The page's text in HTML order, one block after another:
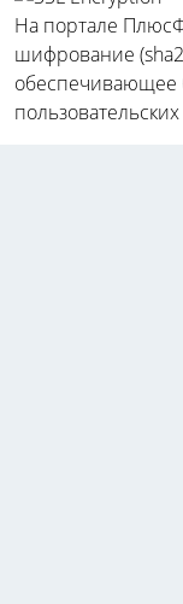
На портале
шифрование
обеспечивающее